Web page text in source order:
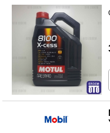
Sanroof
Parçaları
Markalar
Yağları